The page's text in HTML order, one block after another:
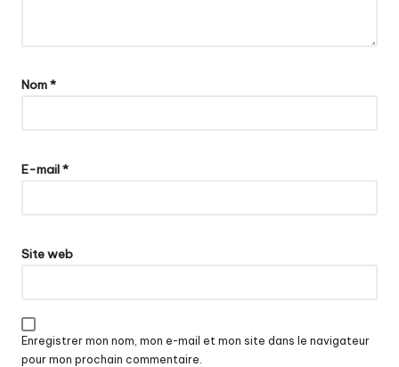
Nom*
E-mail*
Site web
Enregistrer mon nom, mon e-mail et mon site dans le navigateur
pour mon prochain commentaire.